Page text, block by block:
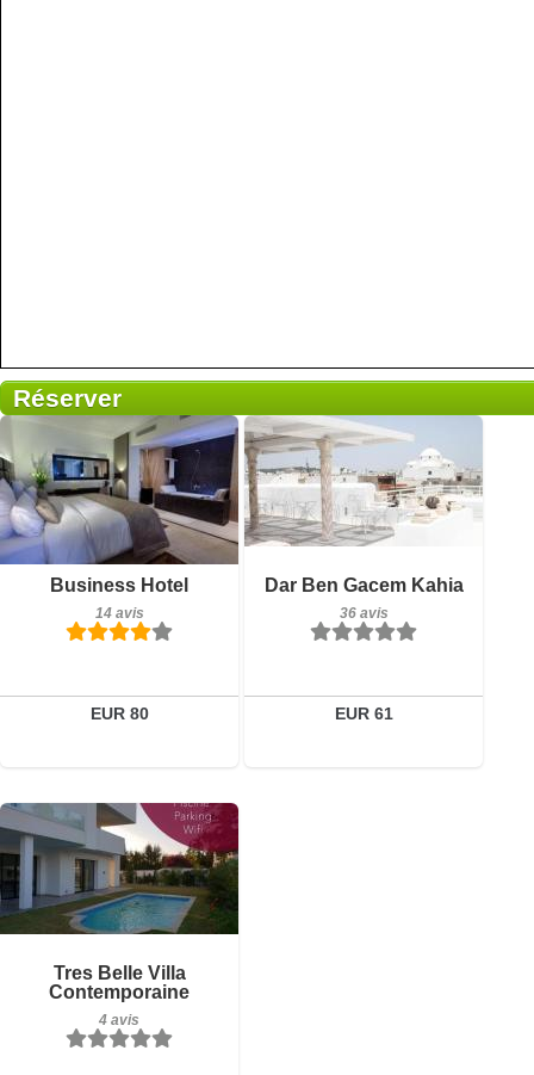
Réserver
Business Hotel
14 avis
EUR 80
Réserver
Dar Ben Gacem Kahia
36 avis
EUR 61
Réserver
Tres Belle Villa
Contemporaine
4 avis
4 avis
Détails
Réserver